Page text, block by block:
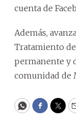
cuenta de
Además,
Tratamiento
permanente y
comunidad de
WhatsApp